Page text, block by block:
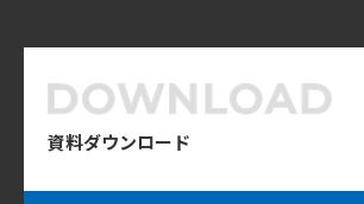
資料ダウンロード